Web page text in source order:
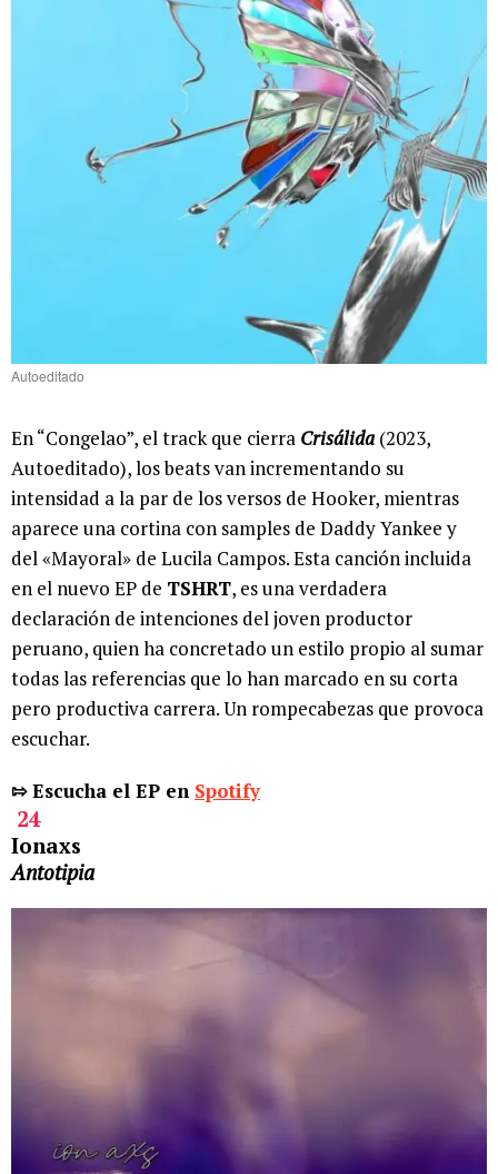
Autoeditado
En “Congelao”, el track que cierra Crisálida(2023,
Autoeditado), los beats van incrementando su
intensidad a la par de los versos de Hooker, mientras
aparece una cortina con samples de Daddy Yankee y
del «Mayoral» de Lucila Campos. Esta canción incluida
en el nuevo EP de TSHRT, es una verdadera
declaración de intenciones del joven productor
peruano, quien ha concretado un estilo propio al sumar
todas las referencias que lo han marcado en su corta
pero productiva carrera. Un rompecabezas que provoca
escuchar.
⇰ Escucha el EP en Spotify
24
Ionaxs
Antotipia